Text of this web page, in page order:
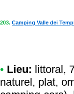
203. Camping Valle dei
• Lieu: littoral,
naturel, plat,